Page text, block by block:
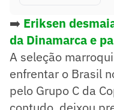
➡️ Eriksen
da Dinamarca e
A seleção
enfrentar o Brasil
pelo Grupo C da